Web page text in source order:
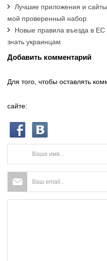
Лучшие приложения и
мой проверенный набор
Новые правила въезда в
знать украинцам
Добавить комментарий
Для того, чтобы оставлять
сайте: